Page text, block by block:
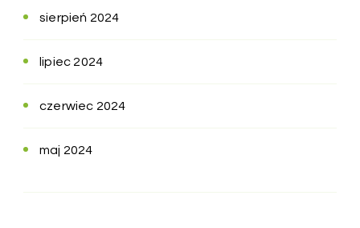
sierpień 2024
lipiec 2024
czerwiec 2024
maj 2024